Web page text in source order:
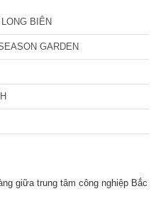
BIÊN
GARDEN
giữa trung tâm công nghiệp Bắc